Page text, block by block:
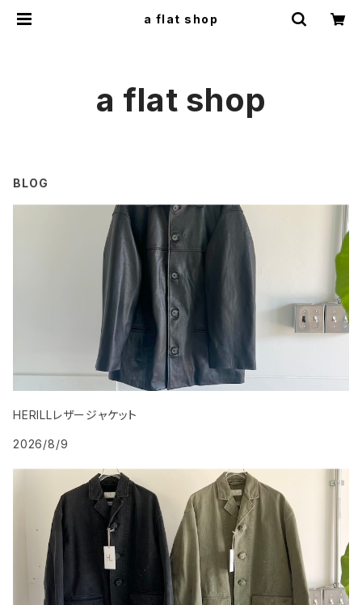
a flat shop
a flat shop
BLOG
HERILLレザージャケット
2026/8/9